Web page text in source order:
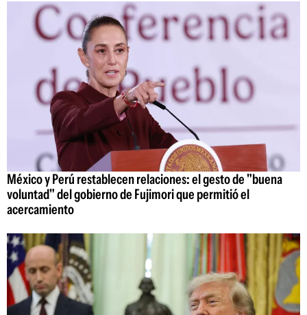
México y Perú restablecen relaciones: el gesto de "buena
voluntad" del gobierno de Fujimori que permitió el
acercamiento